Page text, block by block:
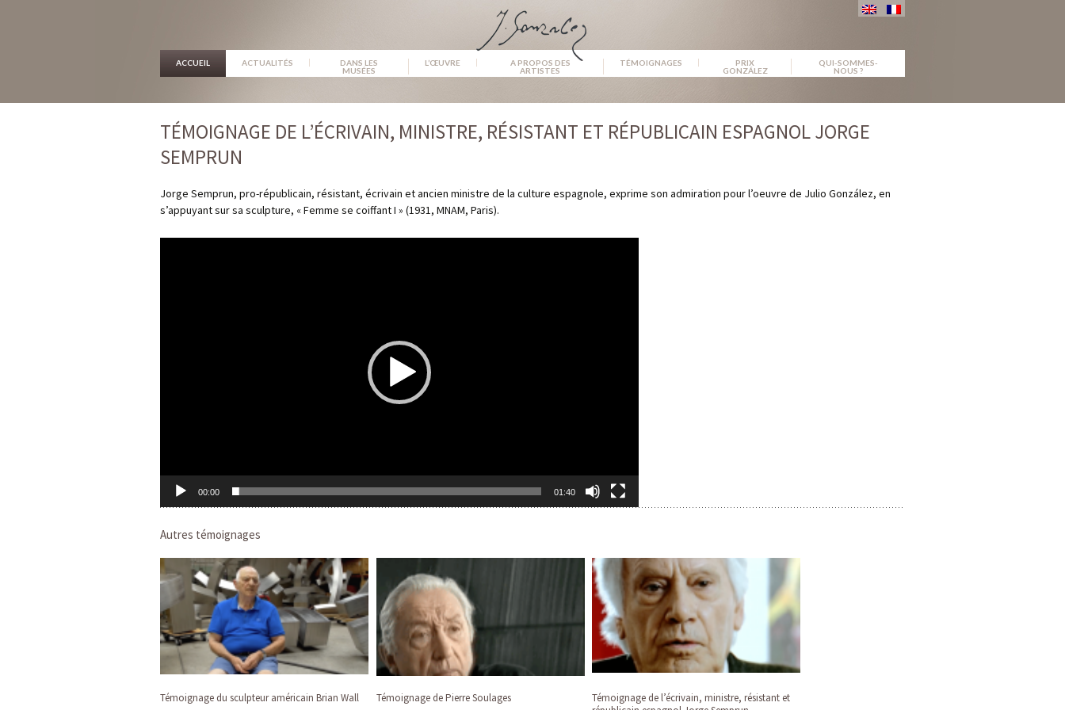
ALLER
AU
ACCUEIL ACTUALITÉS
DANS LES
MUSÉES
L’ŒUVRE
A PROPOS DES
ARTISTES
TÉMOIGNAGES
PRIX
GONZÁLEZ
QUI-SOMMES-
NOUS ?
TÉMOIGNAGE DE L’ÉCRIVAIN, MINISTRE, RÉSISTANT ET RÉPUBLICAIN ESPAGNOL JORGE
SEMPRUN
Jorge Semprun, pro-républicain, résistant, écrivain et ancien ministre de la culture espagnole, exprime son admiration pour l’oeuvre de Julio González, en
s’appuyant sur sa sculpture, « Femme se coiffant I » (1931, MNAM, Paris).
00:00 01:40
Autres témoignages
Témoignage du sculpteur américain Brian Wall Témoignage de Pierre Soulages
Témoignage de l’écrivain, ministre, résistant et